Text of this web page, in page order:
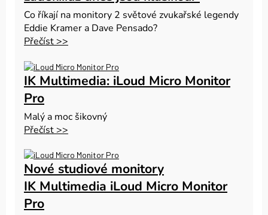
Co říkají na monitory 2 světové zvukařské legendy
Eddie Kramer a Dave Pensado?
Přečíst >>
IK Multimedia: iLoud Micro Monitor
Pro
Malý a moc šikovný
Přečíst >>
Nové studiové monitory
IK Multimedia iLoud Micro Monitor
Pro